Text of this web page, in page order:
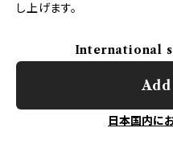
し上げます。
International
日本国内に